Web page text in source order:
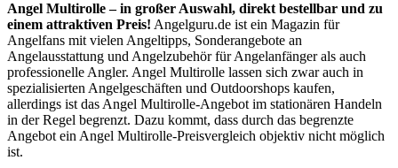
Angel Multirolle – in großer Auswahl, direkt bestellbar und zu
einem attraktiven Preis! Angelguru.de ist ein Magazin für
Angelfans mit vielen Angeltipps, Sonderangebote an
Angelausstattung und Angelzubehör für Angelanfänger als auch
professionelle Angler. Angel Multirolle lassen sich zwar auch in
spezialisierten Angelgeschäften und Outdoorshops kaufen,
allerdings ist das Angel Multirolle-Angebot im stationären Handeln
in der Regel begrenzt. Dazu kommt, dass durch das begrenzte
Angebot ein Angel Multirolle-Preisvergleich objektiv nicht möglich
ist.